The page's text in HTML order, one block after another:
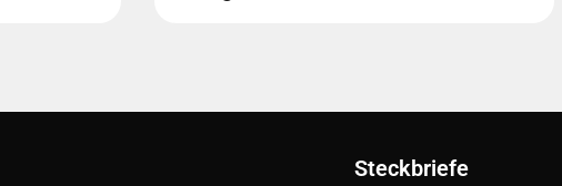
Steckbriefe